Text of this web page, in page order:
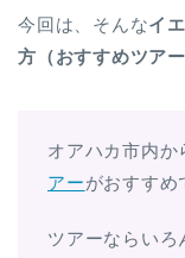
今回は、そんなイ
方（おすすめツアー
オアハカ市内
アーがおすすめ
ツアーならいろ